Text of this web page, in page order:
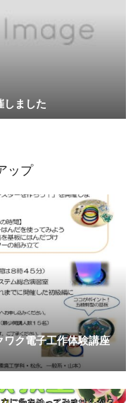
しました
ップ
ク電子工作体験講座